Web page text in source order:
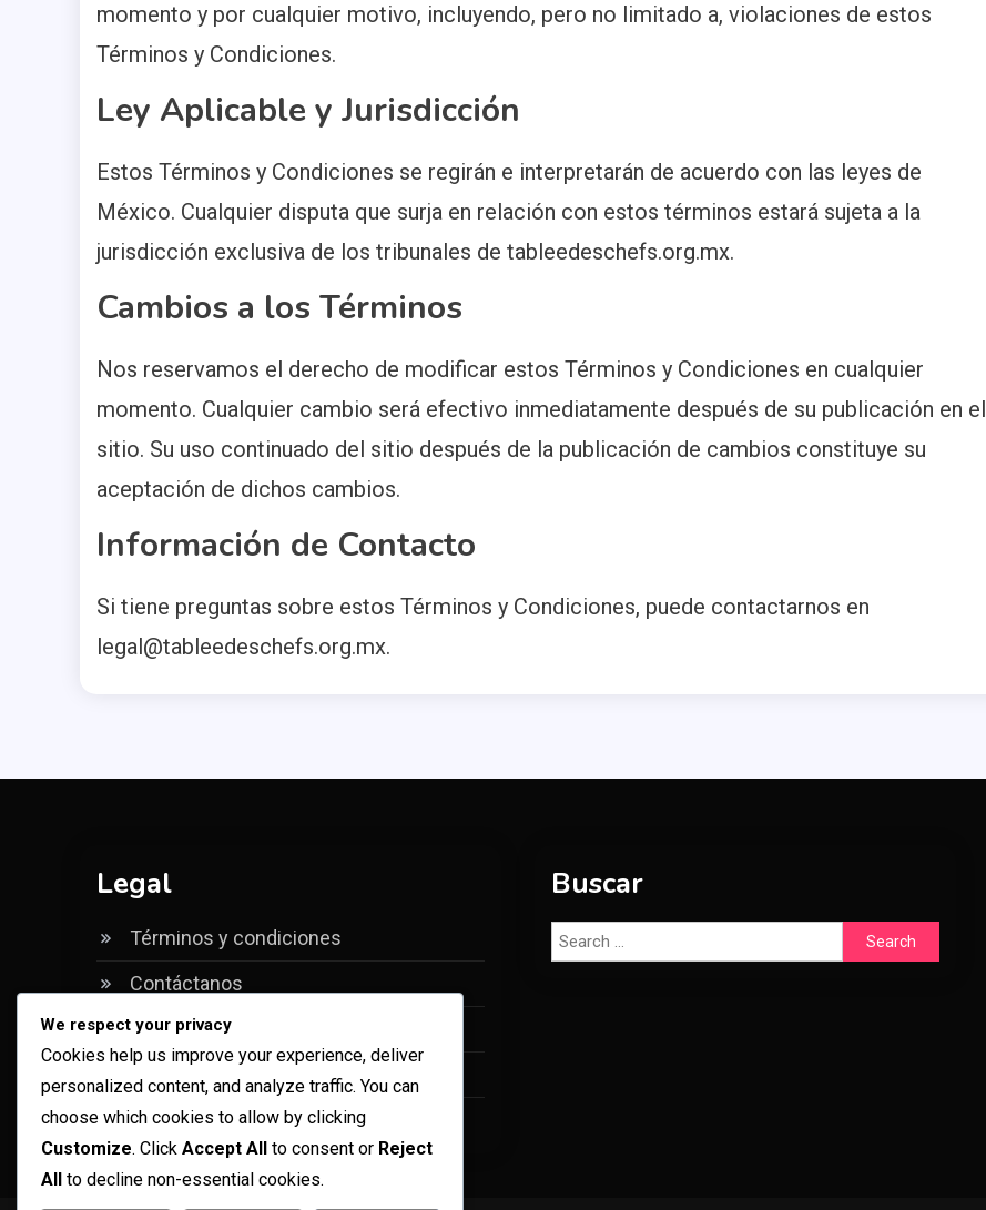
momento y por cualquier motivo, incluyendo, pero no limitado a, violaciones de estos
Términos y Condiciones.
Ley Aplicable y Jurisdicción
Estos Términos y Condiciones se regirán e interpretarán de acuerdo con las leyes de
México. Cualquier disputa que surja en relación con estos términos estará sujeta a la
jurisdicción exclusiva de los tribunales de tableedeschefs.org.mx.
Cambios a los Términos
Nos reservamos el derecho de modificar estos Términos y Condiciones en cualquier
momento. Cualquier cambio será efectivo inmediatamente después de su publicación en el
sitio. Su uso continuado del sitio después de la publicación de cambios constituye su
aceptación de dichos cambios.
Información de Contacto
Si tiene preguntas sobre estos Términos y Condiciones, puede contactarnos en
legal@tableedeschefs.org.mx.
Legal
Términos y condiciones
Contáctanos
Preferencias de cookies
Acerca de
Política de privacidad
Buscar
Search
for:
We respect your privacy
Cookies help us improve your experience, deliver
personalized content, and analyze traffic. You can
choose which cookies to allow by clicking
Customize. Click Accept All to consent or Reject
All to decline non-essential cookies.